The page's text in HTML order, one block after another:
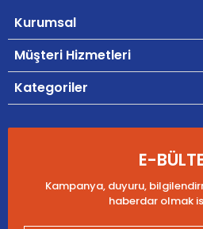
Kurumsal
Müşteri Hizmetleri
Kategoriler
E-
Kampanya, duyuru,
haberdar olmak